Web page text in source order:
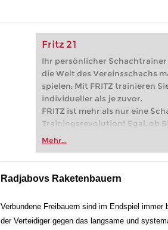
Fritz 21
Ihr persönlicher
die Welt des Vereinsschachs
spielen: Mit FRITZ trainieren
individueller als je zuvor.
FRITZ ist mehr als nur eine
Trainingsrevolution! Egal, ob
Vereinsschachs machen oder
zuvor.
Mehr...
Radjabovs Raketenbauern
Verbundene Freibauern sind im Endspiel
der Verteidiger gegen das langsame und